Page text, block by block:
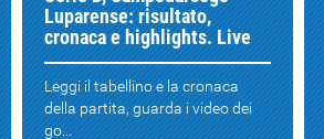
Luparense: risultato,
cronaca e highlights. Live
Leggi il tabellino e la cronaca
della partita, guarda i video dei
go...